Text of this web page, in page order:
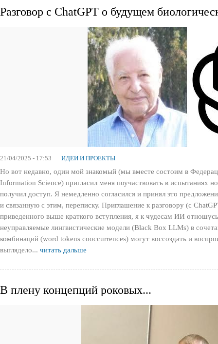
Разговор с ChatGPT о будущем
21/04/2025 - 17:53 ИДЕИ И ПРОЕКТЫ
Но вот недавно, один мой знакомый (мы вместе состоим в
Information Science) пригласил меня поучаствовать в испытаниях
получил доступ. Я немедленно согласился и принял это
и связанную с этим, переписку. Приглашение к разговору (с
приведенного выше краткого вступления, я к чудесам ИИ
неуправляемые лингвистические модели (Black Box LLMs) в
комбинаций (word tokens cooccurrences) могут воссоздать и
выглядело... читать дальше
В плену концепций роковых...